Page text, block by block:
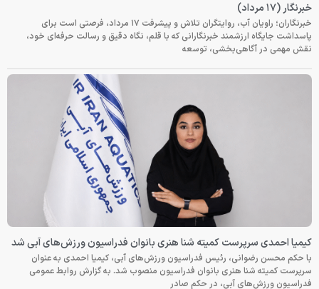
خبرنگار (۱۷ مرداد)
خبرنگاران؛ راویان آب، روایتگران تلاش و پیشرفت ۱۷ مرداد، فرصتی است برای
پاسداشت جایگاه ارزشمند خبرنگارانی که با قلم، نگاه دقیق و رسالت حرفه‌ای خود،
نقش مهمی در آگاهی‌بخشی، توسعه
کیمیا احمدی سرپرست کمیته شنا هنری بانوان فدراسیون ورزش‌های آبی شد
با حکم محسن رضوانی، رئیس فدراسیون ورزش‌های آبی، کیمیا احمدی به عنوان
سرپرست کمیته شنا هنری بانوان فدراسیون منصوب شد. به گزارش روابط عمومی
فدراسیون ورزش‌های آبی، در حکم صادر